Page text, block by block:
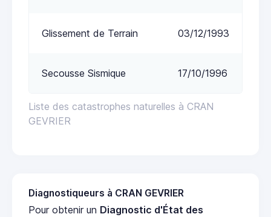
Liste des catastrophes naturelles à CRAN
GEVRIER
Glissement de Terrain 03/12/1993
Secousse Sismique 17/10/1996
Diagnostiqueurs à CRAN GEVRIER
Pour obtenir un Diagnostic d'État des